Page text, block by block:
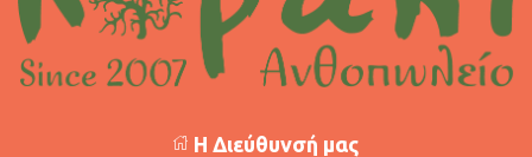
Η Διεύθυνσή μας